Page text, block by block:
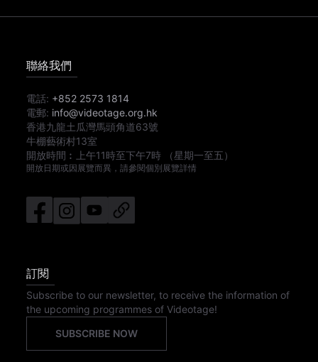
聯絡我們
電話: +852 2573 1814
電郵: info@videotage.org.hk
香港九龍土瓜灣馬頭角道63號
牛棚藝術村13室
開放時間︰
上午11時至下午7時 （星期一至五）
開放日期或因展覽而異，請參閱個別展覽詳情
訂閱
Subscribe to our newsletter, to receive the information of
the upcoming programmes of Videotage!
SUBSCRIBE NOW